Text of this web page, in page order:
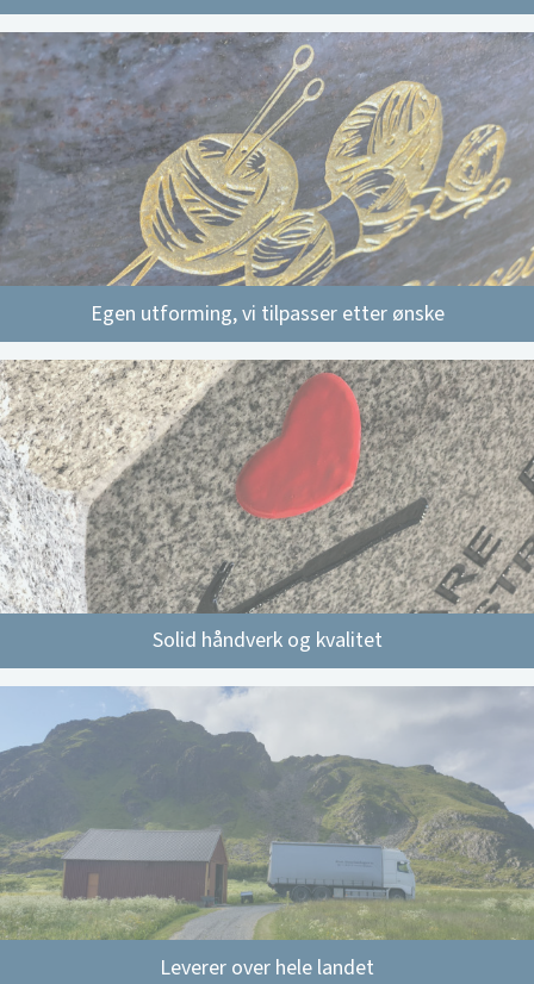
Egen utforming, vi tilpasser etter ønske
Solid håndverk og kvalitet
Leverer over hele landet